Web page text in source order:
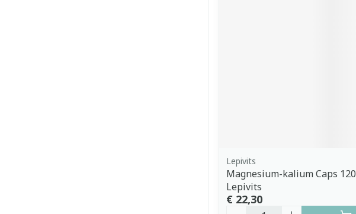
Lepivits
Magnesium-kalium Caps 120
Lepivits
€ 22,30